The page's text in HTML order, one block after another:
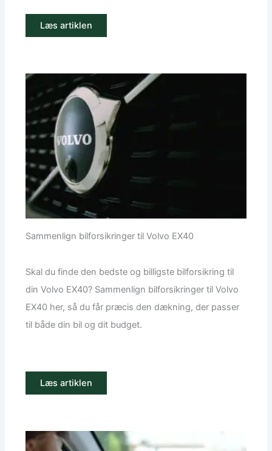
Læs artiklen
Sammenlign bilforsikringer til Volvo EX40
Skal du finde den bedste og billigste bilforsikring til
din Volvo EX40? Sammenlign bilforsikringer til Volvo
EX40 her, så du får præcis den dækning, der passer
til både din bil og dit budget.
Læs artiklen